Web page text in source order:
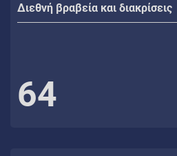
Διεθνή βραβεία και διακρίσεις
64